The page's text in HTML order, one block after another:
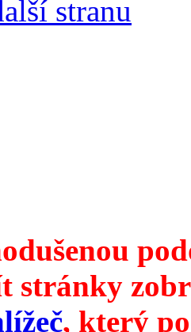
stranu
stránky
, který